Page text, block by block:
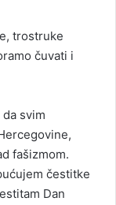
trostruke
čuvati i
svim
fašizmom.
čestitke
Dan